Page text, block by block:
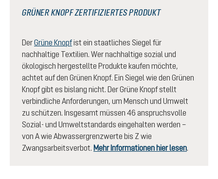
GRÜNER KNOPF ZERTIFIZIERTES PRODUKT
DerGrüne Knopfist ein staatliches Siegel für
nachhaltige Textilien. Wer nachhaltige sozial und
ökologisch hergestellte Produkte kaufen möchte,
achtet auf den Grünen Knopf. Ein Siegel wie den Grünen
Knopf gibt es bislang nicht. Der Grüne Knopf stellt
verbindliche Anforderungen, um Mensch und Umwelt
zu schützen. Insgesamt müssen 46 anspruchsvolle
Sozial- und Umweltstandards eingehalten werden –
von A wie Abwassergrenzwerte bis Z wie
Zwangsarbeitsverbot. Mehr Informationen hier lesen.